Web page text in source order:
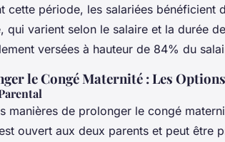
cette période, les salariées bénéficient
qui varient selon le salaire et la durée
versées à hauteur de 84% du
le Congé Maternité : Les
manières de prolonger le congé
ouvert aux deux parents et peut être